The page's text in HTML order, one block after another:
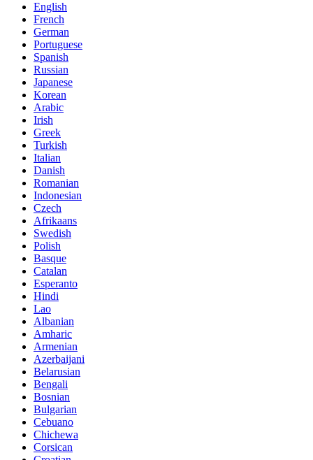
English
French
German
Portuguese
Spanish
Russian
Japanese
Korean
Arabic
Irish
Greek
Turkish
Italian
Danish
Romanian
Indonesian
Czech
Afrikaans
Swedish
Polish
Basque
Catalan
Esperanto
Hindi
Lao
Albanian
Amharic
Armenian
Azerbaijani
Belarusian
Bengali
Bosnian
Bulgarian
Cebuano
Chichewa
Corsican